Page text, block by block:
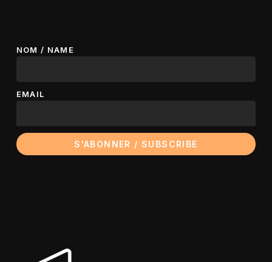
NOM / NAME
EMAIL